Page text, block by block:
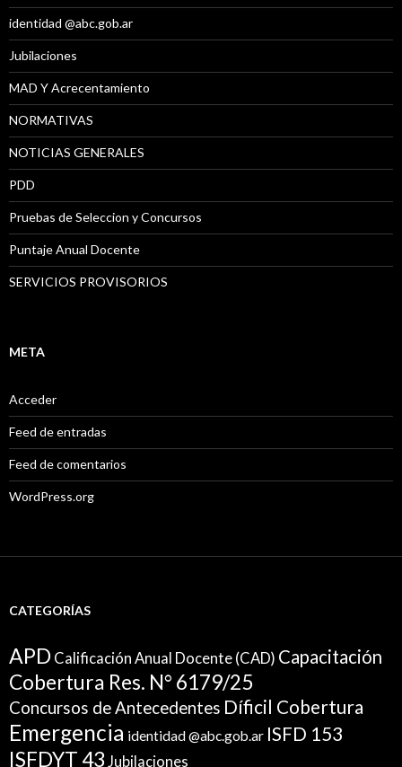
identidad @abc.gob.ar
Jubilaciones
MAD Y Acrecentamiento
NORMATIVAS
NOTICIAS GENERALES
PDD
Pruebas de Seleccion y Concursos
Puntaje Anual Docente
SERVICIOS PROVISORIOS
META
Acceder
Feed de entradas
Feed de comentarios
WordPress.org
CATEGORÍAS
APD Calificación Anual Docente (CAD) Capacitación
Cobertura Res. N° 6179/25
Concursos de Antecedentes Díficil Cobertura
Emergencia identidad @abc.gob.ar ISFD 153
ISFDYT 43 Jubilaciones